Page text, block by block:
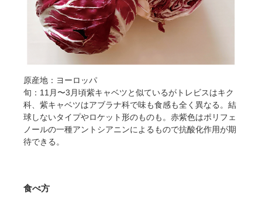
原産地：ヨーロッパ
旬：11月〜3月頃紫キャベツと似ているがトレビスはキク
科、紫キャベツはアブラナ科で味も食感も全く異なる。結
球しないタイプやロケット形のものも。赤紫色はポリフェ
ノールの一種アントシアニンによるもので抗酸化作用が期
待できる。
食べ方